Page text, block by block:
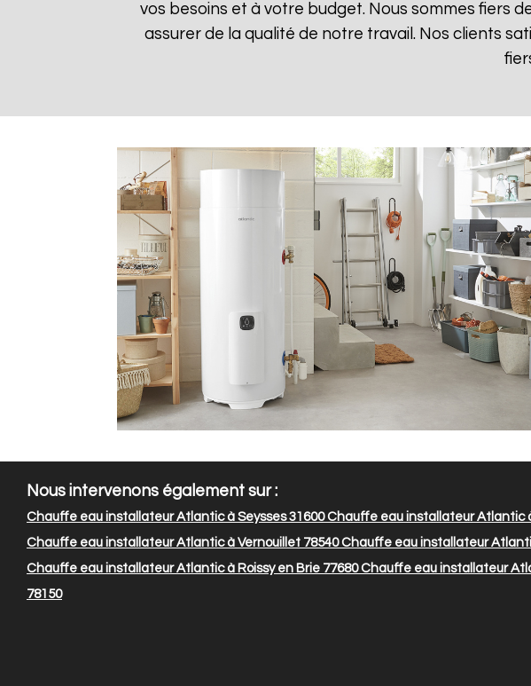
vos besoins et à votre budget. Nous sommes fiers
assurer de la qualité de notre travail. Nos clients
Nous intervenons également sur :
Chauffe eau installateur Atlantic à Seysses 31600Chauffe eau installateur Atlantic
Chauffe eau installateur Atlantic à Vernouillet 78540Chauffe eau installateur
Chauffe eau installateur Atlantic à Roissy en Brie 77680Chauffe eau installateur
78150